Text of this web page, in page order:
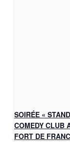
SOIRÉE «
COMEDY CLUB
FORT DE